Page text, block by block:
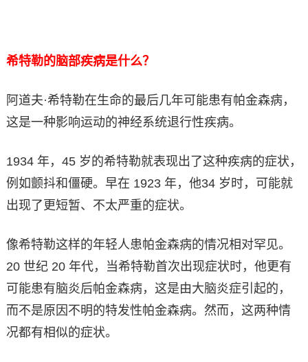
希特勒的脑部疾病是什么？
阿道夫·希特勒在生命的最后几年可能患有帕金森病，
这是一种影响运动的神经系统退行性疾病。
1934 年，45 岁的希特勒就表现出了这种疾病的症状，
例如颤抖和僵硬。早在 1923 年，他34 岁时，可能就
出现了更短暂、不太严重的症状。
像希特勒这样的年轻人患帕金森病的情况相对罕见。
20 世纪 20 年代，当希特勒首次出现症状时，他更有
可能患有脑炎后帕金森病，这是由大脑炎症引起的，
而不是原因不明的特发性帕金森病。然而，这两种情
况都有相似的症状。